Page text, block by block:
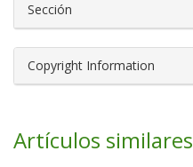
Sección
Copyright Information
Artículos similares